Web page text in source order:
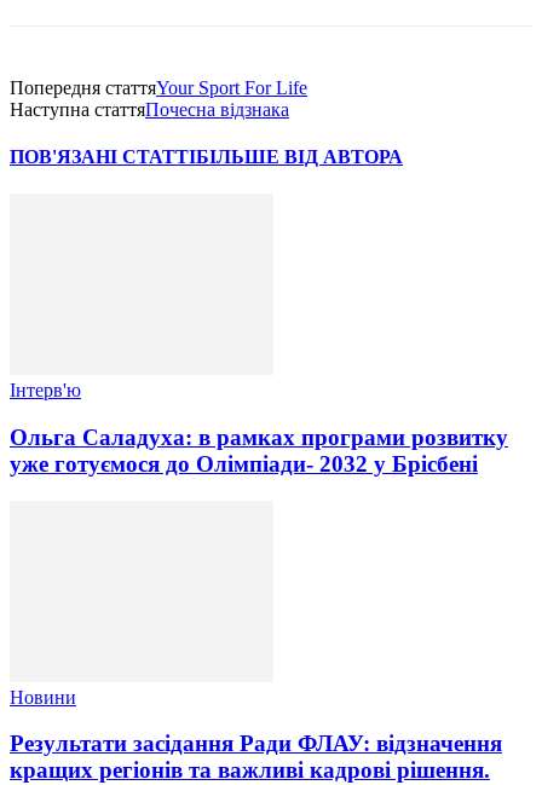
Попередня статтяYour Sport For Life
Наступна статтяПочесна відзнака
ПОВ'ЯЗАНІ СТАТТІБІЛЬШЕ ВІД АВТОРА
Інтерв'ю
Ольга Саладуха: в рамках програми розвитку
уже готуємося до Олімпіади- 2032 у Брісбені
Новини
Результати засідання Ради ФЛАУ: відзначення
кращих регіонів та важливі кадрові рішення.